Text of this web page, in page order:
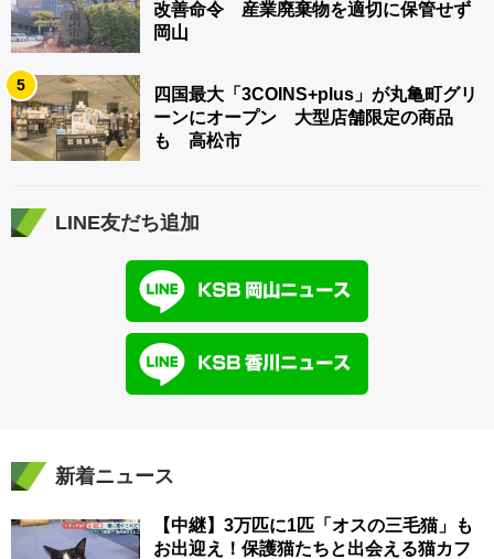
改善命令 産業廃棄物を適切に保管せず
岡山
5
四国最大「3COINS+plus」が丸亀町グリ
ーンにオープン 大型店舗限定の商品
も 高松市
LINE友だち追加
新着ニュース
【中継】3万匹に1匹「オスの三毛猫」も
お出迎え！保護猫たちと出会える猫カフ